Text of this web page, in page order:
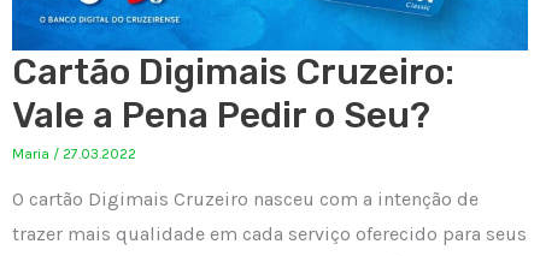
Cartão Digimais Cruzeiro:
Vale a Pena Pedir o Seu?
Maria / 27.03.2022
O cartão Digimais Cruzeiro nasceu com a intenção de
trazer mais qualidade em cada serviço oferecido para seus